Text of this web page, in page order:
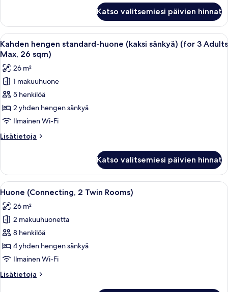
standard-
huone
(kaksi
sänkyä)
(26sqm)
Katso valitsemiesi päivien hinnat
Avaa
kaikki
huonetyypin
Kahden
hengen
standard-
huone
(kaksi
sänkyä)
(for
Adults
Max,
26
sqm)
kuvat
Hotellihuone, jossa on kaksi sänkyä,
12
Kahden hengen standard-huone (kaksi sänkyä) (for 3 Adults
Max, 26 sqm)
26 m²
1 makuuhuone
5 henkilöä
2 yhden hengen sänkyä
Ilmainen Wi-Fi
Lisätietoja
Lisätietoja
standard-
huone
(kaksi
(for
3
Max,
26
sqm)
Katso valitsemiesi päivien hinnat
Avaa
kaikki
huonetyypin
Huone
(Connecting,
2
Twin
kuvat
Peiliseinäinen hotellihuone, jossa on
13
Huone (Connecting, 2 Twin Rooms)
26 m²
2 makuuhuonetta
8 henkilöä
4 yhden hengen sänkyä
Ilmainen Wi-Fi
Lisätietoja
Lisätietoja